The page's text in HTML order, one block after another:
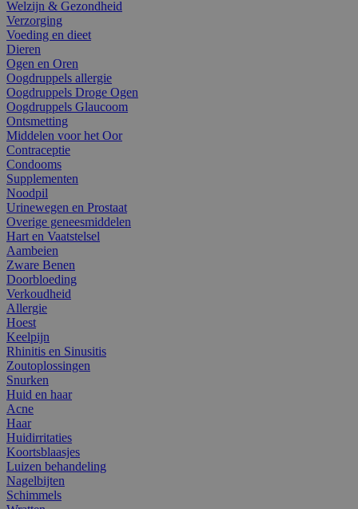
Welzijn & Gezondheid
Verzorging
Voeding en dieet
Dieren
Ogen en Oren
Oogdruppels allergie
Oogdruppels Droge Ogen
Oogdruppels Glaucoom
Ontsmetting
Middelen voor het Oor
Contraceptie
Condooms
Supplementen
Noodpil
Urinewegen en Prostaat
Overige geneesmiddelen
Hart en Vaatstelsel
Aambeien
Zware Benen
Doorbloeding
Verkoudheid
Allergie
Hoest
Keelpijn
Rhinitis en Sinusitis
Zoutoplossingen
Snurken
Huid en haar
Acne
Haar
Huidirritaties
Koortsblaasjes
Luizen behandeling
Nagelbijten
Schimmels